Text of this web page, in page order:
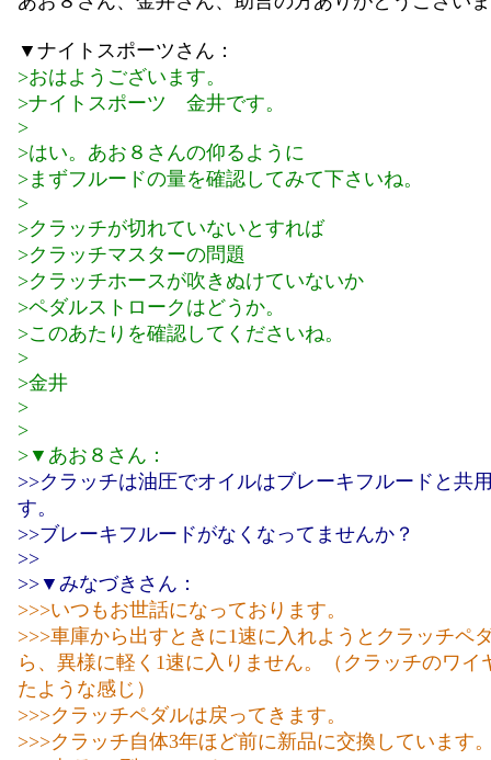
▼ナイトスポーツさん：
>おはようございます。
>ナイトスポーツ 金井です。
>
>はい。あお８さんの仰るように
>まずフルードの量を確認してみて下さいね。
>
>クラッチが切れていないとすれば
>クラッチマスターの問題
>クラッチホースが吹きぬけていないか
>ペダルストロークはどうか。
>このあたりを確認してくださいね。
>
>金井
>
>
>▼あお８さん：
>>クラッチは油圧でオイルはブレーキフルードと共
す。
>>ブレーキフルードがなくなってませんか？
>>
>>▼みなづきさん：
>>>いつもお世話になっております。
>>>車庫から出すときに1速に入れようとクラッチペ
ら、異様に軽く1速に入りません。（クラッチのワイ
たような感じ）
>>>クラッチペダルは戻ってきます。
>>>クラッチ自体3年ほど前に新品に交換しています